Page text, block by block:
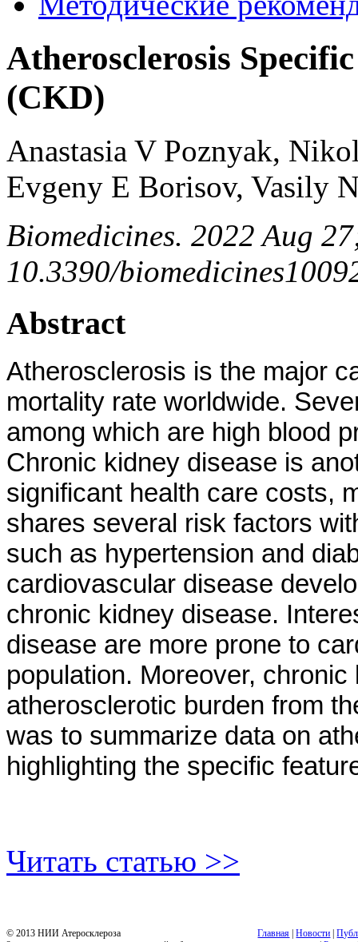
Atherosclerosis
(CKD)
Anastasia V Poznyak,
Evgeny E Borisov, Vasily
Biomedicines. 2022 Aug
10.3390/
Abstract
Atherosclerosis is the major
mortality rate worldwide.
among which are high blood
Chronic kidney disease is
significant health care costs,
shares several risk factors
such as hypertension and
cardiovascular disease
chronic kidney disease.
disease are more prone to
population. Moreover,
atherosclerotic burden from
was to summarize data on
highlighting the specific
Читать статью >>
© 2013 НИИ Атеросклероза Главная |Новости |